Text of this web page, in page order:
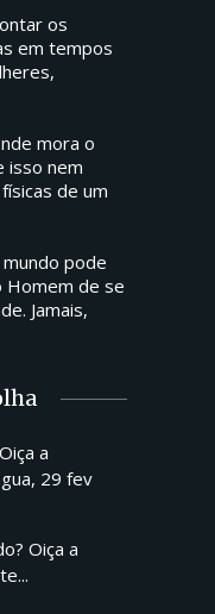
os
em tempos
mora o
isso nem
de um
mundo pode
Homem de se
Jamais,
Oiça a